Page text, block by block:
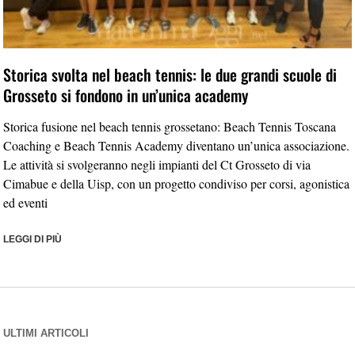
Storica svolta nel beach tennis: le due grandi scuole di
Grosseto si fondono in un’unica academy
Storica fusione nel beach tennis grossetano: Beach Tennis Toscana
Coaching e Beach Tennis Academy diventano un’unica associazione.
Le attività si svolgeranno negli impianti del Ct Grosseto di via
Cimabue e della Uisp, con un progetto condiviso per corsi, agonistica
ed eventi
LEGGI DI PIÙ
ULTIMI ARTICOLI